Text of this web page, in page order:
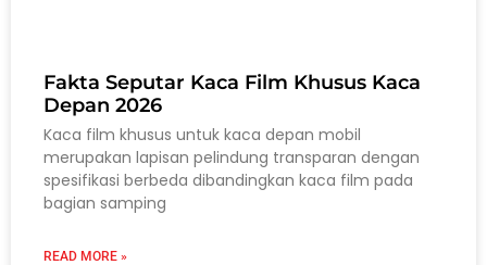
Fakta Seputar Kaca Film Khusus Kaca
Depan 2026
Kaca film khusus untuk kaca depan mobil
merupakan lapisan pelindung transparan dengan
spesifikasi berbeda dibandingkan kaca film pada
bagian samping
READ MORE »